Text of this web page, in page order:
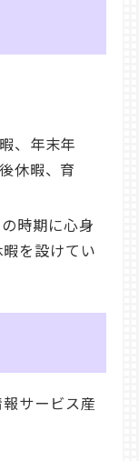
、年末年
休暇、育
時期に心身
を設けてい
サービス産